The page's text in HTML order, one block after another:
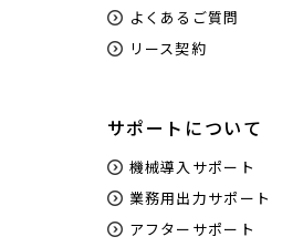
よくあるご質問
リース契約
サポートについて
機械導入サポート
業務用出力サポート
アフターサポート